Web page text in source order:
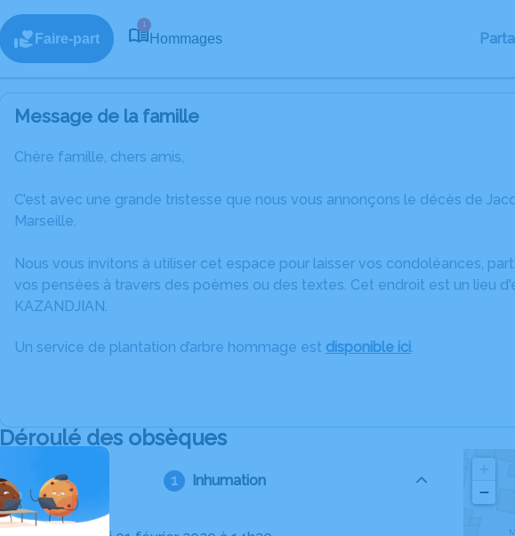
Faire-part
1
Hommages
Message de la famille
Chère famille, chers amis,
C’est avec une grande tristesse que nous vous annonçons le décès de
Marseille.
Nous vous invitons à utiliser cet espace pour laisser vos condoléances,
vos pensées à travers des poèmes ou des textes. Cet endroit est un lieu
KAZANDJIAN.
Un service de plantation d’arbre hommage est disponible ici.
Déroulé des obsèques
Inhumation
−